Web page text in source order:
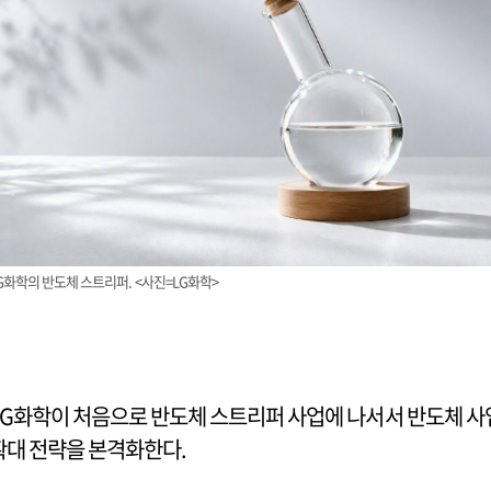
화학의 반도체 스트리퍼. <사진=LG화학>
화학이 처음으로 반도체 스트리퍼 사업에 나서서 반도체 사
대 전략을 본격화한다.